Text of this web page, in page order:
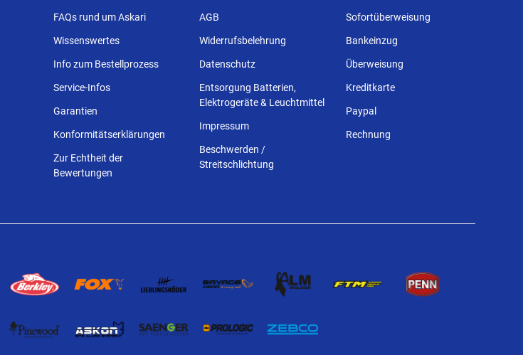
FAQs rund um Askari
Wissenswertes
Info zum Bestellprozess
Service-Infos
Garantien
Konformitätserklärungen
Zur Echtheit der
Bewertungen
AGB
Widerrufsbelehrung
Datenschutz
Entsorgung Batterien,
Elektrogeräte & Leuchtmittel
Impressum
Beschwerden /
Streitschlichtung
Sofortüberweisung
Bankeinzug
Überweisung
Kreditkarte
Paypal
Rechnung